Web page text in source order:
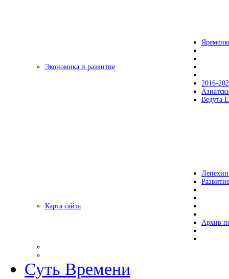
Экономика и развитие
2016-
Ведута
Карта сайта
Архив
Суть Времени